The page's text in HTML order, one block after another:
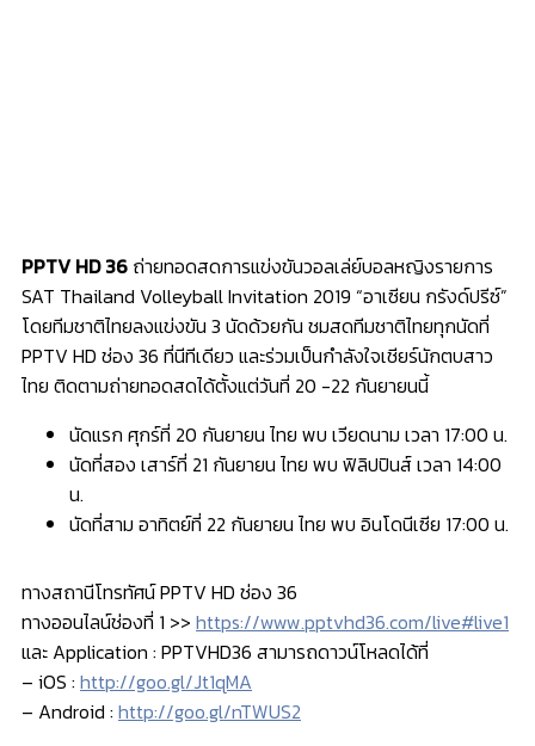
PPTV HD 36 ถ่ายทอดสดการแข่งขันวอลเล่ย์บอลหญิงรายการ
SAT Thailand Volleyball Invitation 2019 “อาเซียน กรังด์ปรีซ์”
โดยทีมชาติไทยลงแข่งขัน 3 นัดด้วยกัน ชมสดทีมชาติไทยทุกนัดที่
PPTV HD ช่อง 36 ที่นีทีเดียว และร่วมเป็นกำลังใจเชียร์นักตบสาว
ไทย ติดตามถ่ายทอดสดได้ตั้งแต่วันที่ 20 -22 กันยายนนี้
นัดแรก ศุกร์ที่ 20 กันยายน ไทย พบ เวียดนาม เวลา 17:00 น.
นัดที่สอง เสาร์ที่ 21 กันยายน ไทย พบ ฟิลิปปินส์ เวลา 14:00
น.
นัดที่สาม อาทิตย์ที่ 22 กันยายน ไทย พบ อินโดนีเซีย 17:00 น.
ทางสถานีโทรทัศน์ PPTV HD ช่อง 36
ทางออนไลน์ช่องที่ 1 >> https://www.pptvhd36.com/live#live1
และ Application : PPTVHD36 สามารถดาวน์โหลดได้ที่
– iOS : http://goo.gl/Jt1qMA
– Android : http://goo.gl/nTWUS2